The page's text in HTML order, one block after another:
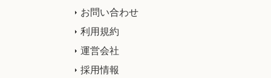
お問い合わせ
利用規約
運営会社
採用情報